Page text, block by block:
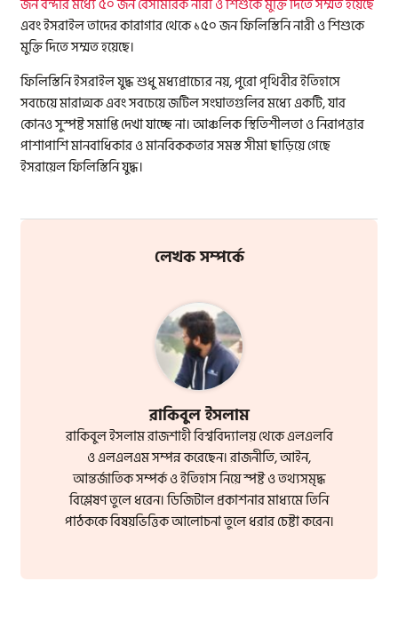
জন বন্দীর মধ্যে ৫০ জন বেসামরিক নারী ও শিশুকে মুক্তি দিতে সম্মত হয়েছে
এবং ইসরাইল তাদের কারাগার থেকে ১৫০ জন ফিলিস্তিনি নারী ও শিশুকে
মুক্তি দিতে সম্মত হয়েছে।
ফিলিস্তিনি ইসরাইল যুদ্ধ শুধু মধ্যপ্রাচ্যের নয়, পুরো পৃথিবীর ইতিহাসে
সবচেয়ে মারাত্মক এবং সবচেয়ে জটিল সংঘাতগুলির মধ্যে একটি, যার
কোনও সুস্পষ্ট সমাপ্তি দেখা যাচ্ছে না। আঞ্চলিক স্থিতিশীলতা ও নিরাপত্তার
পাশাপাশি মানবাধিকার ও মানবিককতার সমস্ত সীমা ছাড়িয়ে গেছে
ইসরায়েল ফিলিস্তিনি যুদ্ধ।
লেখক সম্পর্কে
রাকিবুল ইসলাম
রাকিবুল ইসলাম রাজশাহী বিশ্ববিদ্যালয় থেকে এলএলবি
ও এলএলএম সম্পন্ন করেছেন। রাজনীতি, আইন,
আন্তর্জাতিক সম্পর্ক ও ইতিহাস নিয়ে স্পষ্ট ও তথ্যসমৃদ্ধ
বিশ্লেষণ তুলে ধরেন। ডিজিটাল প্রকাশনার মাধ্যমে তিনি
পাঠককে বিষয়ভিত্তিক আলোচনা তুলে ধরার চেষ্টা করেন।